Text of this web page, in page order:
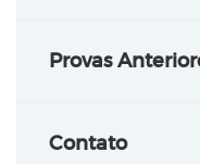
Provas
Contato